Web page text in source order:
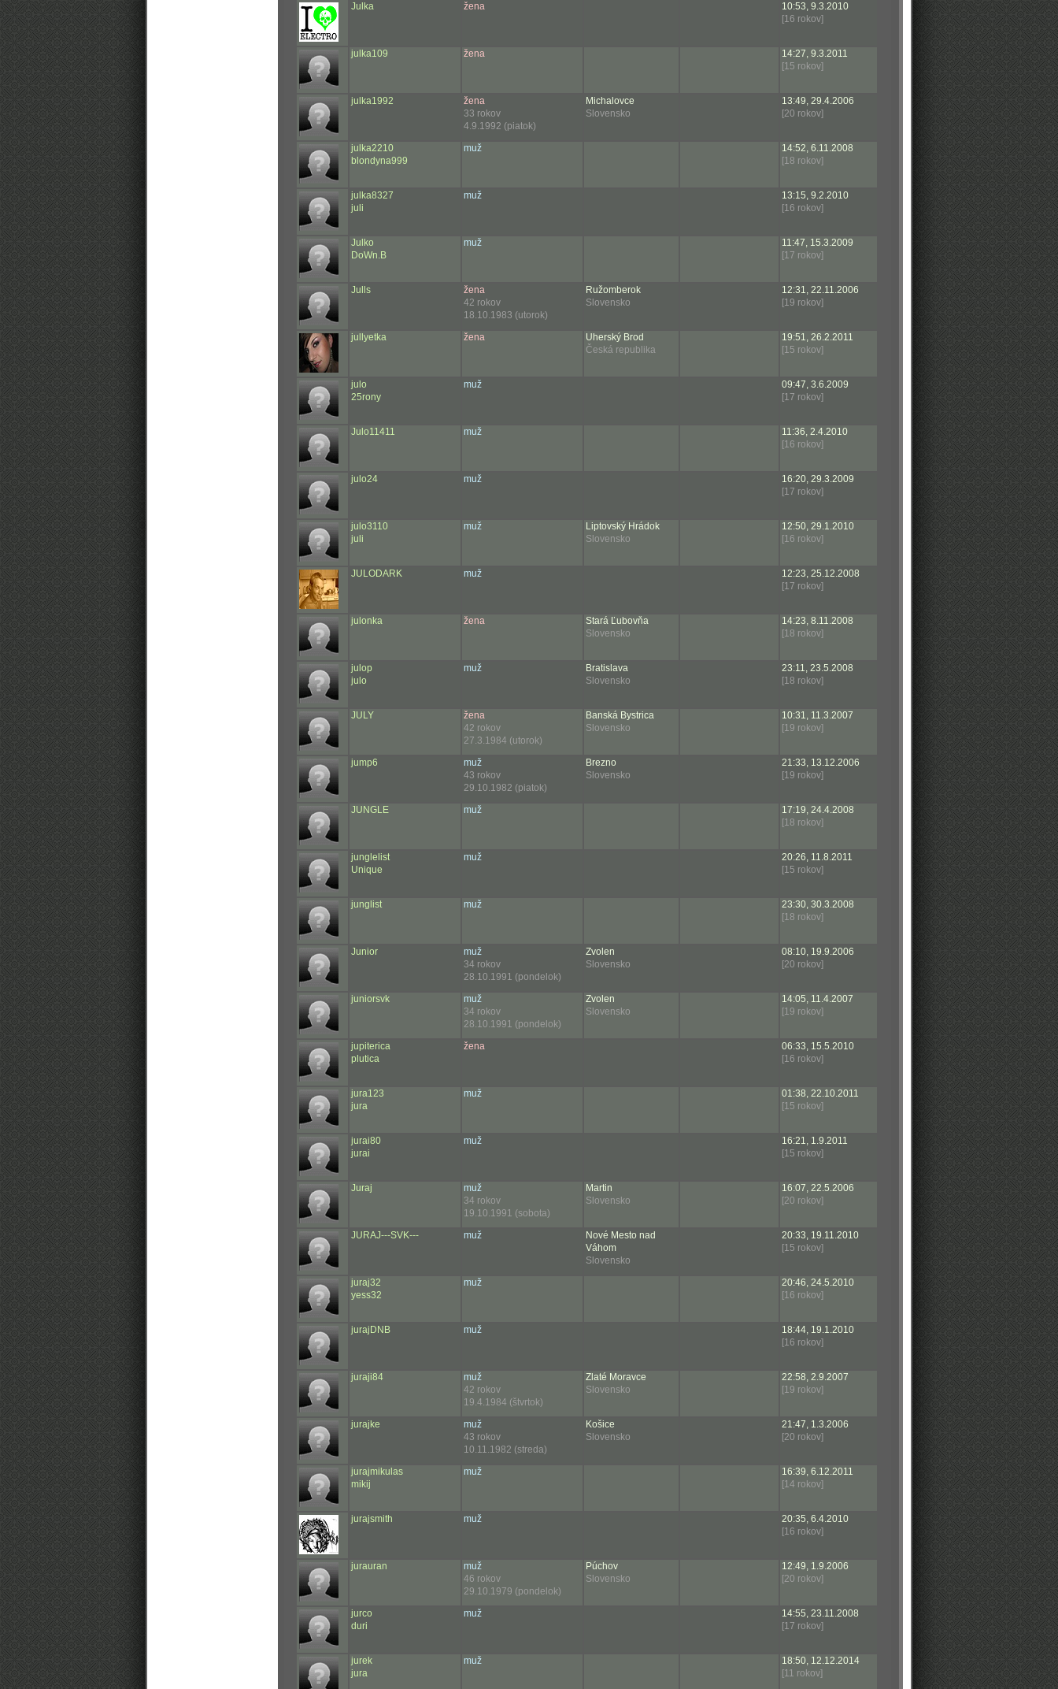
Julka žena
10:53, 9.3.2010
[16 rokov]
julka109 žena
14:27, 9.3.2011
[15 rokov]
julka1992
žena
33 rokov
4.9.1992 (piatok)
Michalovce
Slovensko
13:49, 29.4.2006
[20 rokov]
julka2210
blondyna999
muž
14:52, 6.11.2008
[18 rokov]
julka8327
juli
muž
13:15, 9.2.2010
[16 rokov]
Julko
DoWn.B
muž
11:47, 15.3.2009
[17 rokov]
Julls
žena
42 rokov
18.10.1983 (utorok)
Ružomberok
Slovensko
12:31, 22.11.2006
[19 rokov]
jullyetka žena
Uherský Brod
Česká republika
19:51, 26.2.2011
[15 rokov]
julo
25rony
muž
09:47, 3.6.2009
[17 rokov]
Julo11411 muž
11:36, 2.4.2010
[16 rokov]
julo24 muž
16:20, 29.3.2009
[17 rokov]
julo3110
juli
muž
Liptovský Hrádok
Slovensko
12:50, 29.1.2010
[16 rokov]
JULODARK muž
12:23, 25.12.2008
[17 rokov]
julonka žena
Stará Ľubovňa
Slovensko
14:23, 8.11.2008
[18 rokov]
julop
julo
muž
Bratislava
Slovensko
23:11, 23.5.2008
[18 rokov]
JULY
žena
42 rokov
27.3.1984 (utorok)
Banská Bystrica
Slovensko
10:31, 11.3.2007
[19 rokov]
jump6
muž
43 rokov
29.10.1982 (piatok)
Brezno
Slovensko
21:33, 13.12.2006
[19 rokov]
JUNGLE muž
17:19, 24.4.2008
[18 rokov]
junglelist
Unique
muž
20:26, 11.8.2011
[15 rokov]
junglist muž
23:30, 30.3.2008
[18 rokov]
Junior
muž
34 rokov
28.10.1991 (pondelok)
Zvolen
Slovensko
08:10, 19.9.2006
[20 rokov]
juniorsvk
muž
34 rokov
28.10.1991 (pondelok)
Zvolen
Slovensko
14:05, 11.4.2007
[19 rokov]
jupiterica
plutica
žena
06:33, 15.5.2010
[16 rokov]
jura123
jura
muž
01:38, 22.10.2011
[15 rokov]
jurai80
jurai
muž
16:21, 1.9.2011
[15 rokov]
Juraj
muž
34 rokov
19.10.1991 (sobota)
Martin
Slovensko
16:07, 22.5.2006
[20 rokov]
JURAJ---SVK--- muž
Nové Mesto nad
Váhom
Slovensko
20:33, 19.11.2010
[15 rokov]
juraj32
yess32
muž
20:46, 24.5.2010
[16 rokov]
jurajDNB muž
18:44, 19.1.2010
[16 rokov]
juraji84
muž
42 rokov
19.4.1984 (štvrtok)
Zlaté Moravce
Slovensko
22:58, 2.9.2007
[19 rokov]
jurajke
muž
43 rokov
10.11.1982 (streda)
Košice
Slovensko
21:47, 1.3.2006
[20 rokov]
jurajmikulas
mikij
muž
16:39, 6.12.2011
[14 rokov]
jurajsmith muž
20:35, 6.4.2010
[16 rokov]
jurauran
muž
46 rokov
29.10.1979 (pondelok)
Púchov
Slovensko
12:49, 1.9.2006
[20 rokov]
jurco
duri
muž
14:55, 23.11.2008
[17 rokov]
jurek
jura
muž
18:50, 12.12.2014
[11 rokov]